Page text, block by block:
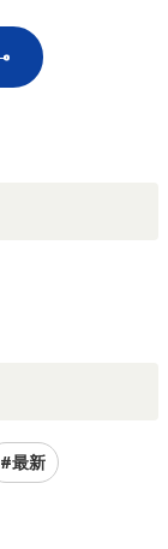
#最新